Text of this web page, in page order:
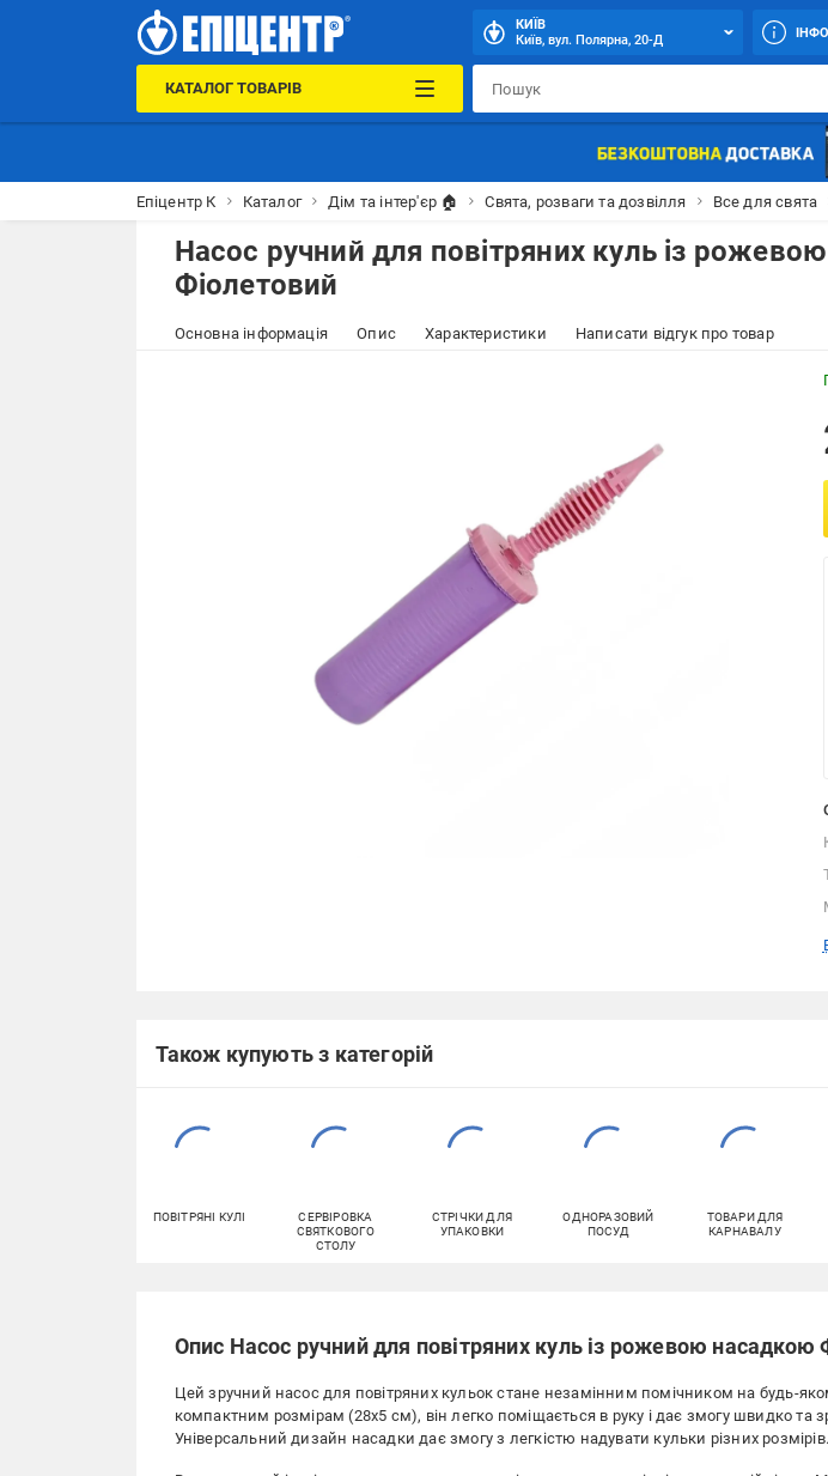
КИЇВ
Київ, вул. Полярна, 20-Д
КАТАЛОГ ТОВАРІВ
Епіцентр К Каталог Дім та інтер'єр 🏠 Свята, розваги та дозвілля Все для свята
Насос ручний для повітряних куль із
Фіолетовий
Основна інформація Опис Характеристики Написати відгук про товар
Також купують з категорій
ПОВІТРЯНІ КУЛІ
СЕРВІРОВКА
СВЯТКОВОГО
СТОЛУ
СТРІЧКИ ДЛЯ
УПАКОВКИ
ОДНОРАЗОВИЙ
ПОСУД
ТОВАРИ ДЛЯ
КАРНАВАЛУ
Опис Насос ручний для повітряних куль із рожевою насадкою
Цей зручний насос для повітряних кульок стане незамінним помічником на будь-
компактним розмірам (28х5 см), він легко поміщається в руку і дає змогу швидко та
Універсальний дизайн насадки дає змогу з легкістю надувати кульки різних розмірів.